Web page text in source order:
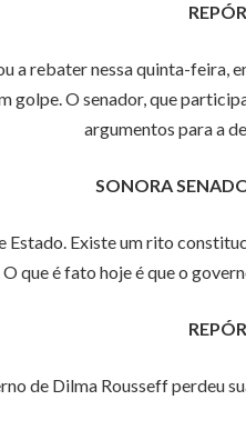
a rebater nessa quinta-
O senador, que
argumentos para a
SONORA
Estado. Existe um rito
que é fato hoje é que o
de Dilma Rousseff perdeu